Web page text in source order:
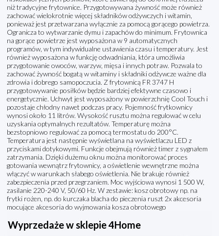
niż tradycyjne frytownice. Przygotowywana żywność może również
zachować wielokrotnie więcej składników odżywczych i witamin,
ponieważ jest przetwarzana wyłącznie za pomocą gorącego powietrza.
Ogranicza to wytwarzanie dymu i zapachów do minimum. Frytownica
na gorące powietrze jest wyposażona w 9 automatycznych
programów, w tym indywidualne ustawienia czasu i temperatury. Jest
również wyposażona w funkcję odwadniania, która umożliwia
przygotowanie owoców, warzyw, mięsa i innych potraw. Pozwala to
zachować żywność bogatą w witaminy i składniki odżywcze ważne dla
zdrowia i dobrego samopoczucia. Z frytownicą FR 3747 H
przygotowywanie posiłków będzie bardziej efektywne czasowo i
energetycznie. Uchwyt jest wyposażony w powierzchnię Cool Touch i
pozostaje chłodny nawet podczas pracy. Pojemność frytkownicy
wynosi około 11 litrów. Wysokość rusztu można regulować w celu
uzyskania optymalnych rezultatów. Temperaturę można
bezstopniowo regulować za pomocą termostatu do 200°C.
Temperatura jest następnie wyświetlana na wyświetlaczu LED z
przyciskami dotykowymi. Funkcje obejmują również timer z sygnałem
zatrzymania. Dzięki dużemu oknu można monitorować proces
gotowania wewnątrz frytownicy, a oświetlenie wewnętrzne można
włączyć w warunkach słabego oświetlenia. Nie brakuje również
zabezpieczenia przed przegrzaniem. Moc wyjściowa wynosi 1 500 W,
zasilanie 220-240 V, 50/60 Hz. W zestawie: kosz obrotowy np. na
frytki rożen, np. do kurczaka blacha do pieczenia ruszt 2x akcesoria
mocujące akcesoria do wyjmowania kosza obrotowego
Wyprzedaże w sklepie 4Home